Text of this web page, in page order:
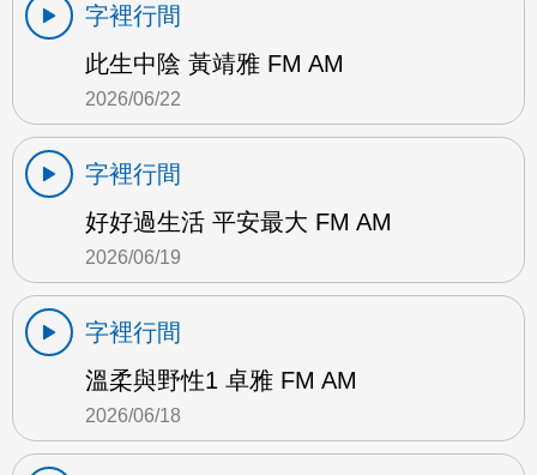
字裡行間
此生中陰 黃靖雅 FM AM
2026/06/22
字裡行間
好好過生活 平安最大 FM AM
2026/06/19
字裡行間
溫柔與野性1 卓雅 FM AM
2026/06/18